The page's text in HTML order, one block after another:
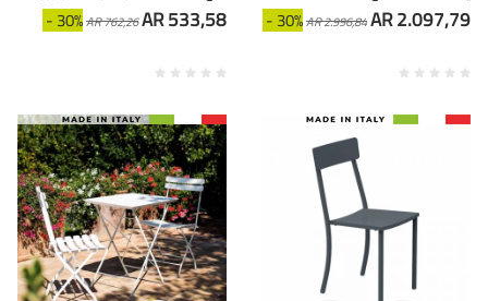
- 30%AR 762,26AR 533,58 - 30%AR 2.996,84AR 2.097,79